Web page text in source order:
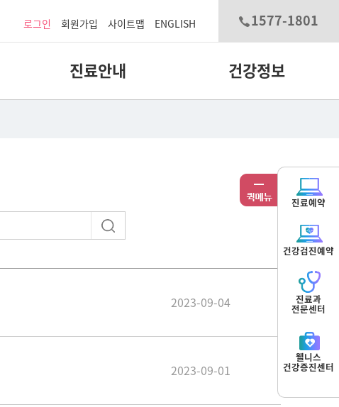
로그인 회원가입 사이트맵 ENGLISH 1577-1801
진료안내 건강정보
2023-09-04
2023-09-01
진료예약
건강검진예약
진료과
전문센터
웰니스
건강증진센터